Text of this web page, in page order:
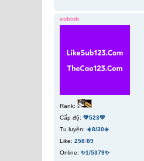
vohinh
Rank:
Cấp độ: 💚523💚
Tu luyện: ☀️8/30☀️
Like: 258/89
Online: ✨1/5379✨